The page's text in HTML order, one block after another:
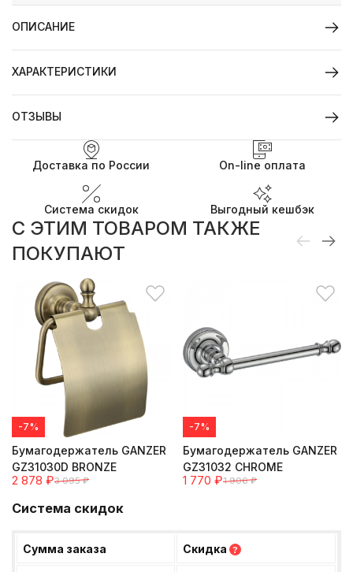
ОПИСАНИЕ
ХАРАКТЕРИСТИКИ
ОТЗЫВЫ
Доставка по России On-line оплата
Система скидок Выгодный кешбэк
C ЭТИМ ТОВАРОМ ТАКЖЕ
ПОКУПАЮТ
-7%
Бумагодержатель GANZER
GZ31030D BRONZE
2 878 ₽3 095 ₽
-7%
Бумагодержатель GANZER
GZ31032 CHROME
1 770 ₽1 906 ₽
Система скидок
Сумма заказа Скидка ?